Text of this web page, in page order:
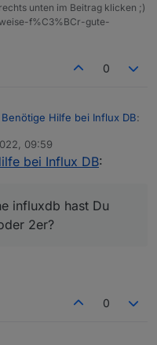
unten im Beitrag klicken ;)
f%C3%BCr-gute-
0
Benötige Hilfe bei Influx DB:
Meinung von
influxdb hast Du
1er oder 2er?
?
09:59
bei Influx DB:
influxdb hast Du
2er?
0